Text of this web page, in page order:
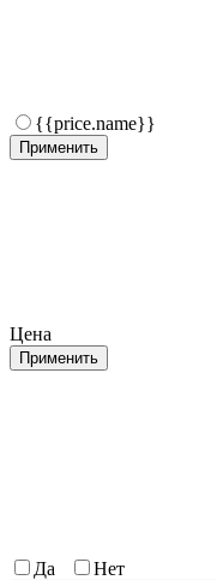
{{price.name}}
Применить
Цена
Применить
Да
Нет